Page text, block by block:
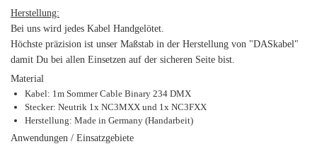
Herstellung:
Bei uns wird jedes Kabel Handgelötet.
Höchste präzision ist unser Maßstab in der Herstellung von "DASkabel"
damit Du bei allen Einsetzen auf der sicheren Seite bist.
Material
Kabel: 1m Sommer Cable Binary 234 DMX
Stecker: Neutrik 1x NC3MXX und 1x NC3FXX
Herstellung: Made in Germany (Handarbeit)
Anwendungen / Einsatzgebiete